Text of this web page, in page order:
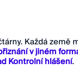
Každá
v jiném
Kontrolní hlášení.